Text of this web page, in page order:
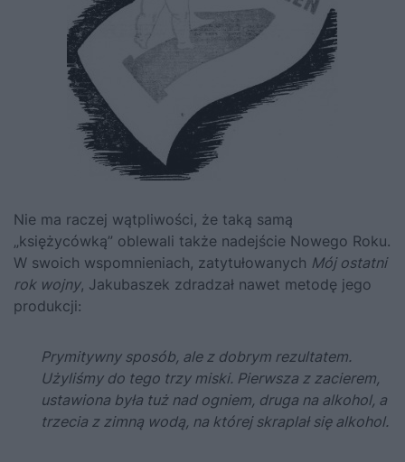
Nie ma raczej wątpliwości, że taką samą
„księżycówką” oblewali także nadejście Nowego Roku.
W swoich wspomnieniach, zatytułowanych Mój ostatni
rok wojny, Jakubaszek zdradzał nawet metodę jego
produkcji:
Prymitywny sposób, ale z dobrym rezultatem.
Użyliśmy do tego trzy miski. Pierwsza z zacierem,
ustawiona była tuż nad ogniem, druga na alkohol, a
trzecia z zimną wodą, na której skraplał się alkohol.